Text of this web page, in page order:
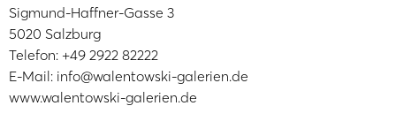
Sigmund-Haffner-Gasse 3
5020 Salzburg
Telefon: +49 2922 82222
E-Mail: info@walentowski-galerien.de
www.walentowski-galerien.de